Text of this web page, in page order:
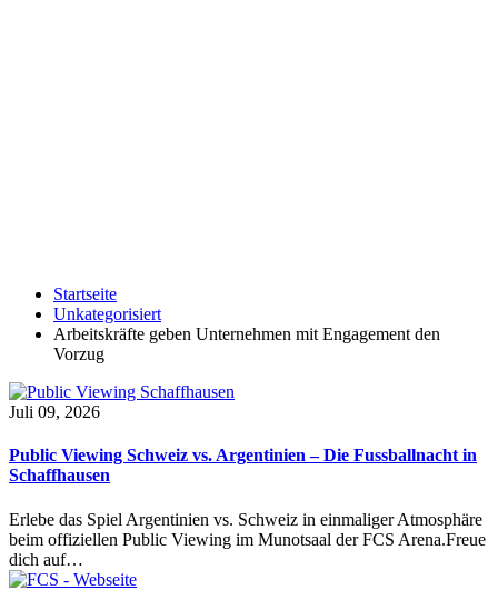
Startseite
Unkategorisiert
Arbeitskräfte geben Unternehmen mit Engagement den
Vorzug
Juli 09, 2026
Public Viewing Schweiz vs. Argentinien – Die Fussballnacht in
Schaffhausen
Erlebe das Spiel Argentinien vs. Schweiz in einmaliger Atmosphäre
beim offiziellen Public Viewing im Munotsaal der FCS Arena.Freue
dich auf…